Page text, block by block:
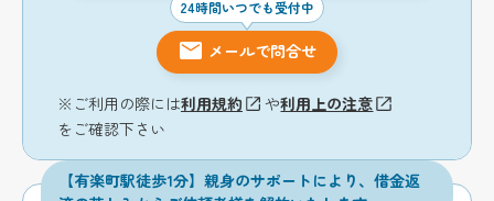
24時間いつでも受付中
メールで問合せ
※ご利用の際には利用規約 や利用上の注意
をご確認下さい
【有楽町駅徒歩1分】親身のサポートにより、借金返